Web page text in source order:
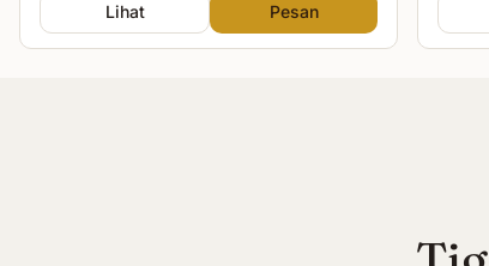
Lihat Pesan